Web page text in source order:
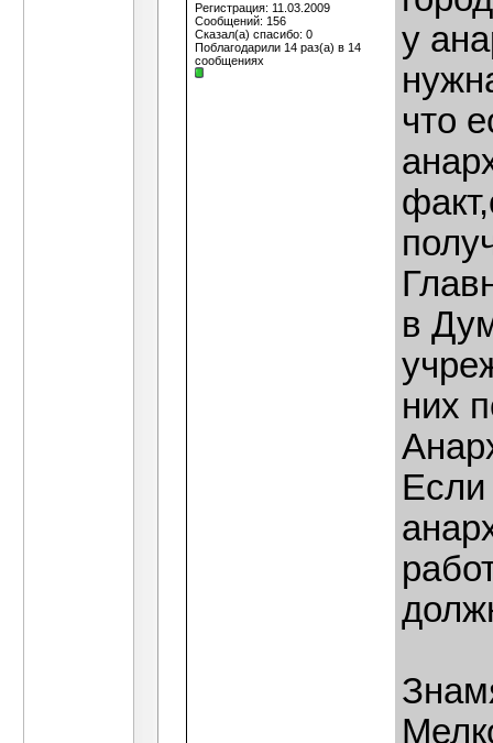
Регистрация: 11.03.2009
Сообщений: 156
Сказал(а) спасибо: 0
Поблагодарили 14 раз(а) в 14
сообщениях
у
что
в
них
Если